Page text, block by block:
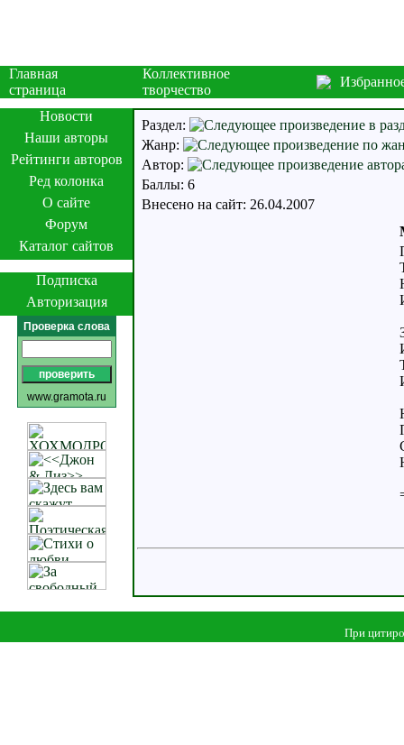
Главная
страница
Коллективное
творчество
Новости
Наши авторы
Рейтинги авторов
Ред колонка
О сайте
Форум
Каталог сайтов
Подписка
Авторизация
Проверка слова
www.gramota.ru
Раздел:
Жанр:
Автор:
Баллы: 6
Внесено на сайт: 26.04.2007
При